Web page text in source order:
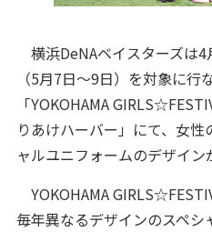
横浜DeNAベイスターズは
（5月7日～9日）を対象に行
「YOKOHAMA
りあけハーバー」にて、女
ャルユニフォームのデザイン
YOKOHAMA
毎年異なるデザインのスペ